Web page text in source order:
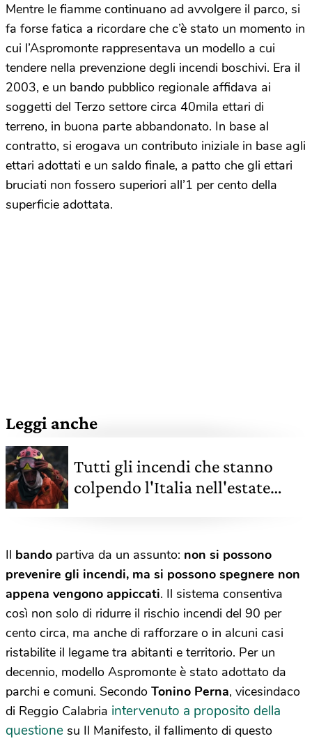
Mentre le fiamme continuano ad avvolgere il parco, si
fa forse fatica a ricordare che c’è stato un momento in
cui l’Aspromonte rappresentava un modello a cui
tendere nella prevenzione degli incendi boschivi. Era il
2003, e un bando pubblico regionale affidava ai
soggetti del Terzo settore circa 40mila ettari di
terreno, in buona parte abbandonato. In base al
contratto, si erogava un contributo iniziale in base agli
ettari adottati e un saldo finale, a patto che gli ettari
bruciati non fossero superiori all’1 per cento della
superficie adottata.
Leggi anche
Tutti gli incendi che stanno
colpendo l'Italia nell'estate
Il bando partiva da un assunto: non si possono
prevenire gli incendi, ma si possono spegnere non
appena vengono appiccati. Il sistema consentiva
così non solo di ridurre il rischio incendi del 90 per
cento circa, ma anche di rafforzare o in alcuni casi
ristabilite il legame tra abitanti e territorio. Per un
decennio, modello Aspromonte è stato adottato da
parchi e comuni. Secondo Tonino Perna, vicesindaco
di Reggio Calabria intervenuto a proposito della
questione su Il Manifesto, il fallimento di questo